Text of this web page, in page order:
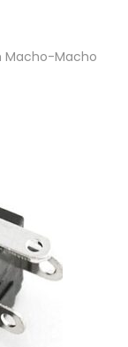
Macho-Macho